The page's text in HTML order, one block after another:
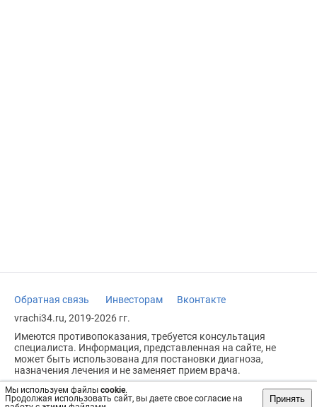
Мы используем файлы cookie.
Продолжая использовать сайт, вы даете свое согласие на
Принять
Обратная связь Инвесторам
Вконтакте
vrachi34.ru, 2019-2026 гг.
Имеются противопоказания, требуется консультация
специалиста. Информация, представленная на сайте, не
может быть использована для постановки диагноза,
назначения лечения и не заменяет прием врача.
Возрастное ограничение: 18+